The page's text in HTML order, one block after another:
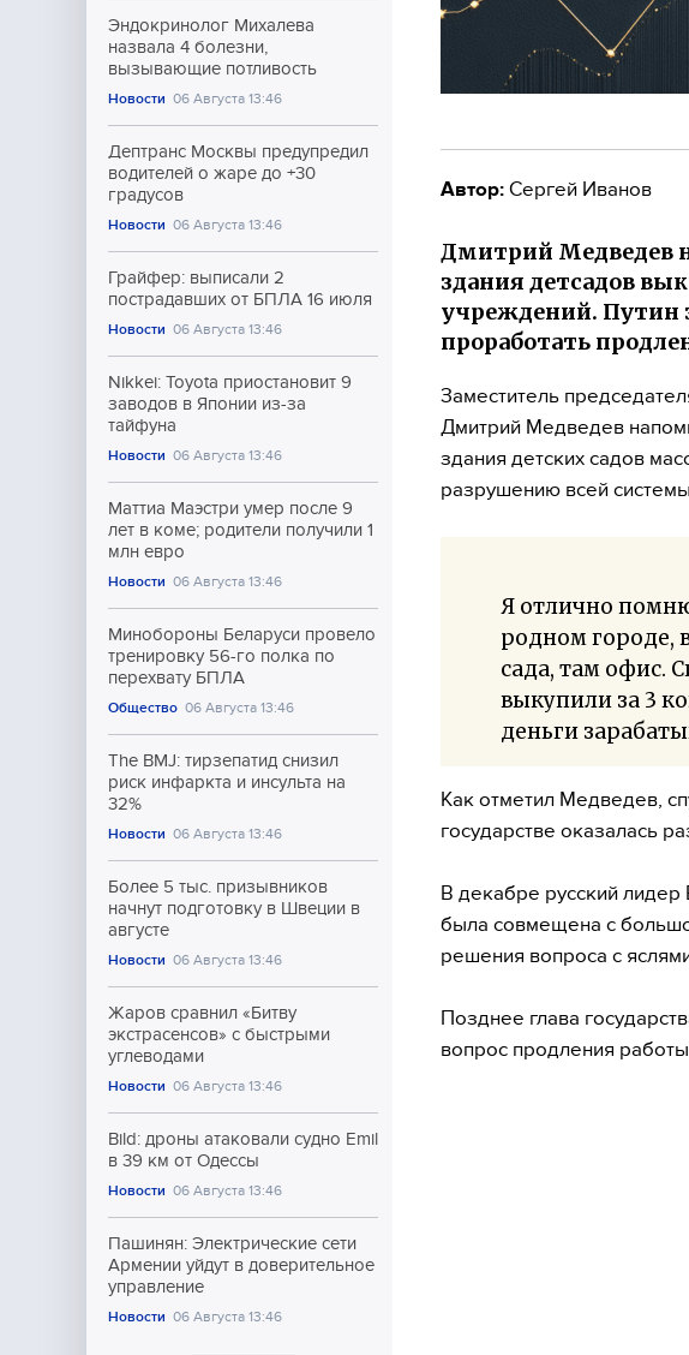
Эндокринолог Михалева
назвала 4 болезни,
вызывающие потливость
Новости 06 Августа 13:46
Дептранс Москвы предупредил
водителей о жаре до +30
градусов
Новости 06 Августа 13:46
Грайфер: выписали 2
пострадавших от БПЛА 16 июля
Новости 06 Августа 13:46
Nikkei: Toyota приостановит 9
заводов в Японии из-за
тайфуна
Новости 06 Августа 13:46
Маттиа Маэстри умер после 9
лет в коме; родители получили 1
млн евро
Новости 06 Августа 13:46
Минобороны Беларуси провело
тренировку 56-го полка по
перехвату БПЛА
Общество 06 Августа 13:46
The BMJ: тирзепатид снизил
риск инфаркта и инсульта на
32%
Новости 06 Августа 13:46
Более 5 тыс. призывников
начнут подготовку в Швеции в
августе
Новости 06 Августа 13:46
Жаров сравнил «Битву
экстрасенсов» с быстрыми
углеводами
Новости 06 Августа 13:46
Bild: дроны атаковали судно Emil
в 39 км от Одессы
Новости 06 Августа 13:46
Пашинян: Электрические сети
Армении уйдут в доверительное
управление
Новости 06 Августа 13:46
Автор: Сергей Иванов
Дмитрий Медведев
здания детсадов
учреждений. Путин
проработать
Заместитель
Дмитрий Медведев
здания детских садов
разрушению всей
Я отлично
родном городе,
сада, там офис.
выкупили за 3
деньги
Как отметил Медведев,
государстве оказалась
В декабре русский лидер
была совмещена с
решения вопроса с
Позднее глава
вопрос продления работы